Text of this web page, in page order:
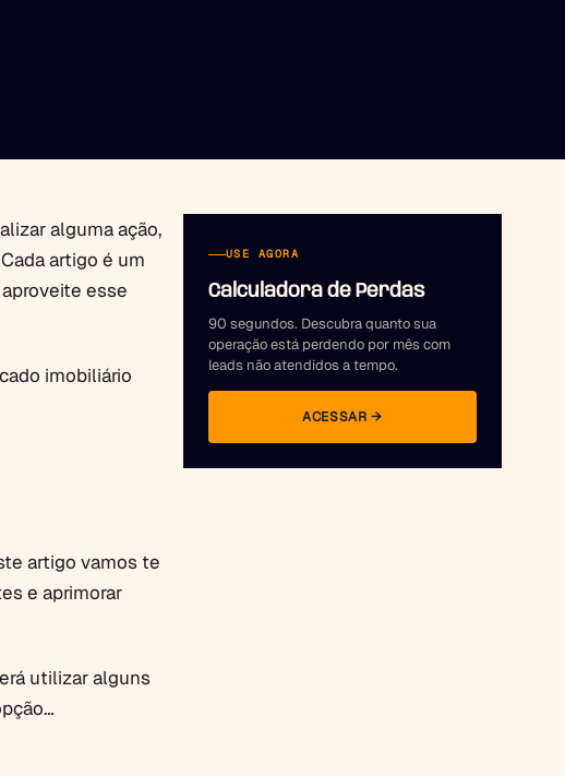
alguma ação,
artigo é um
esse
imobiliário
artigo vamos te
e aprimorar
utilizar alguns
USE AGORA
Calculadora de Perdas
90 segundos. Descubra quanto sua
operação está perdendo por mês com
leads não atendidos a tempo.
ACESSAR →